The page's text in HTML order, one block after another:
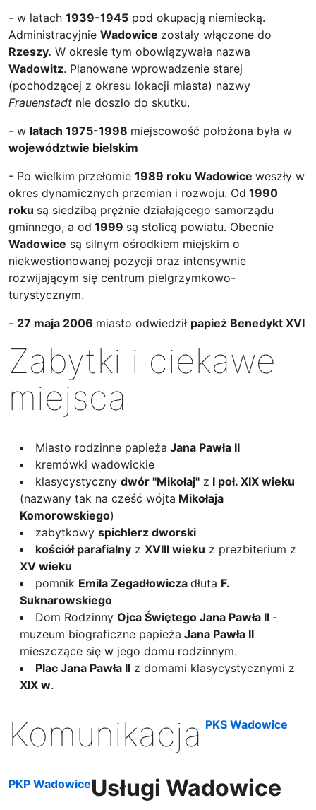
- w latach 1939-1945 pod okupacją niemiecką.
Administracyjnie Wadowice zostały włączone do
Rzeszy. W okresie tym obowiązywała nazwa
Wadowitz. Planowane wprowadzenie starej
(pochodzącej z okresu lokacji miasta) nazwy
Frauenstadt nie doszło do skutku.
- w latach 1975-1998 miejscowość położona była w
województwie bielskim
- Po wielkim przełomie 1989 roku Wadowice weszły w
okres dynamicznych przemian i rozwoju. Od 1990
roku są siedzibą prężnie działającego samorządu
gminnego, a od 1999 są stolicą powiatu. Obecnie
Wadowice są silnym ośrodkiem miejskim o
niekwestionowanej pozycji oraz intensywnie
rozwijającym się centrum pielgrzymkowo-
turystycznym.
- 27 maja 2006 miasto odwiedził papież Benedykt XVI
Zabytki i ciekawe
miejsca
Miasto rodzinne papieża Jana Pawła II
kremówki wadowickie
klasycystyczny dwór "Mikołaj" z I poł. XIX wieku
(nazwany tak na cześć wójta Mikołaja
Komorowskiego)
zabytkowy spichlerz dworski
kościół parafialny z XVIII wieku z prezbiterium z
XV wieku
pomnik Emila Zegadłowicza dłuta F.
Suknarowskiego
Dom Rodzinny Ojca Świętego Jana Pawła II -
muzeum biograficzne papieża Jana Pawła II
mieszczące się w jego domu rodzinnym.
Plac Jana Pawła II z domami klasycystycznymi z
XIX w.
Komunikacja PKS Wadowice
PKP WadowiceUsługi Wadowice